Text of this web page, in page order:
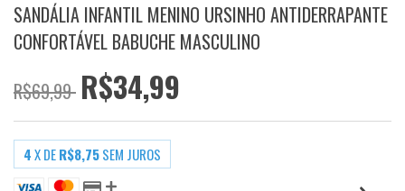
SANDÁLIA INFANTIL MENINO URSINHO ANTIDERRAPANTE
CONFORTÁVEL BABUCHE MASCULINO
R$69,99 R$34,99
4X DER$8,75SEM JUROS